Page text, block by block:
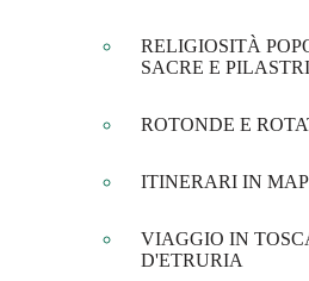
RELIGIOSITÀ
SACRE E
ROTONDE E
ITINERARI IN
VIAGGIO IN
D'ETRURIA